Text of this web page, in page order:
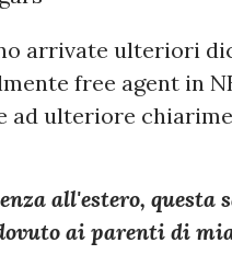
arrivate ulteriori
free agent in
ad ulteriore
all'estero, questa
ai parenti di